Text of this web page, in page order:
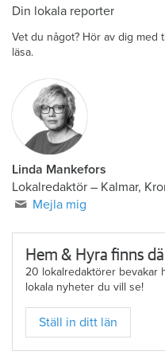
Din lokala reporter
Vet du något? Hör av dig med
läsa.
Linda Mankefors
Lokalredaktör – Kalmar,
Mejla mig
Hem & Hyra finns
20 lokalredaktörer bevakar
lokala nyheter du vill se!
Ställ in ditt län